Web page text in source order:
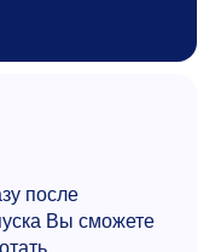
после
Вы сможете